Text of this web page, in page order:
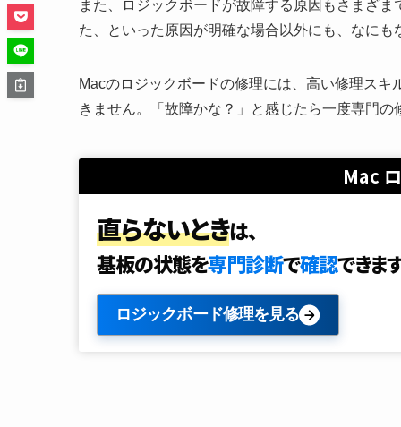
また、ロジックボードが故障する原因もさまざ
た、といった原因が明確な場合以外にも、なに
Macのロジックボードの修理には、高い修理ス
きません。「故障かな？」と感じたら一度専門
Mac
直らないときは、
基板の状態を専門診断で確認できま
ロジックボード修理を見る